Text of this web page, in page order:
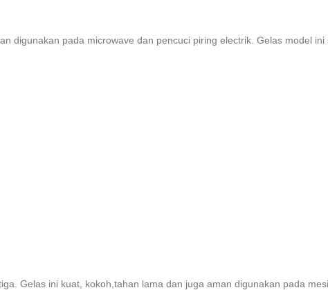
digunakan pada microwave dan pencuci piring electrik. Gelas model
Gelas ini kuat, kokoh,tahan lama dan juga aman digunakan pada